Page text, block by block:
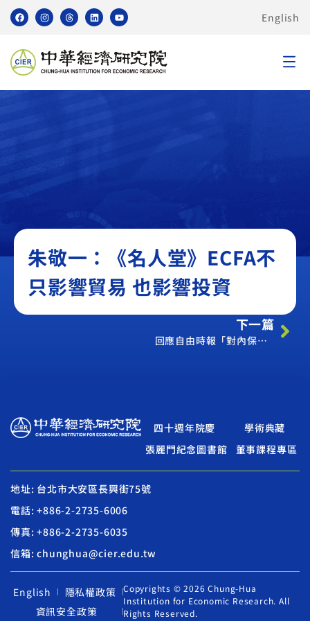
English
無
朱敬一：《名人堂》ECFA不
只影響貿易 也影響投資
下一篇
回應自由時報「對內保密對中洩密」不實指控之聲明
四十週年院慶
學術典藏
張麗門紀念圖書館
董事課程專區
地址: 台北市大安區長興街75號
電話: +886-2-2735-6006
傳真: +886-2-2735-6035
信箱: chunghua@cier.edu.tw
English
隱私權政策
資訊安全政策
Copyrights © 2026 Chung-Hua
Institution for Economic Research. All
Rights Reserved.